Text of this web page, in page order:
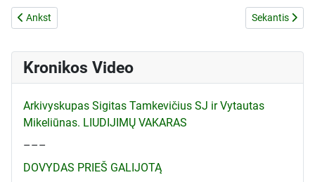
Ankstesnis straipsnis: Dėl Vilniaus katalikų prašymo užstoti Viktorą
Ankst Kitas
Sekantis
Kronikos Video
Arkivyskupas Sigitas Tamkevičius SJ ir Vytautas
Mikeliūnas. LIUDIJIMŲ VAKARAS
–––
DOVYDAS PRIEŠ GALIJOTĄ